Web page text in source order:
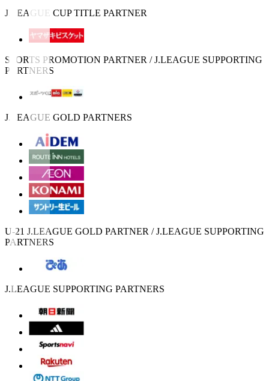
J.LEAGUE CUP TITLE PARTNER
SPORTS PROMOTION PARTNER / J.LEAGUE SUPPORTING
PARTNERS
J.LEAGUE GOLD PARTNERS
U-21 J.LEAGUE GOLD PARTNER / J.LEAGUE SUPPORTING
PARTNERS
J.LEAGUE SUPPORTING PARTNERS